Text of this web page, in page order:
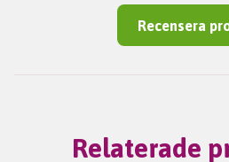
Recensera
Relaterade